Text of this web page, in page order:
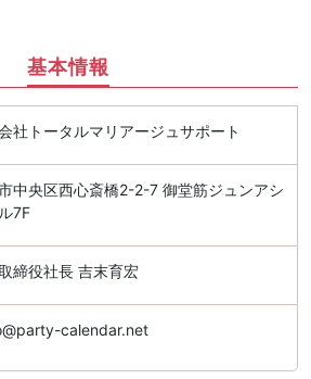
基本情報
社トータルマリアージュサポート
中央区西心斎橋2-2-7 御堂筋ジュンアシ
7F
締役社長 吉末育宏
calendar.net